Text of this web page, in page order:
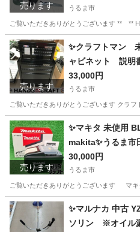
売ります うるま市
ご覧いただきありがとうございます ** **
沖縄 うるま市 その他
売ります
✨クラフトマン
ャビネット 説明
33,000円
うるま市
ご覧いただきありがとうございます ク
沖縄 うるま市 その他 ツール
売ります
✨マキタ 未使用
makita✨うるま市
30,000円
うるま市
ご覧いただきありがとうございます マキ
沖縄 うるま市 その他 18V
✨マルナカ 中古
ソリン ※オイル